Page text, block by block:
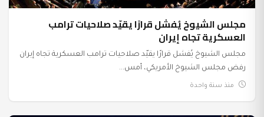
مجلس الشيوخ يُفشل قرارًا يقيّد صلاحيات ترامب
العسكرية تجاه إيران
مجلس الشيوخ يُفشل قرارًا يقيّد صلاحيات ترامب العسكرية تجاه إيران
رفض مجلس الشيوخ الأمريكي، أمس...
منذ سنة واحدة